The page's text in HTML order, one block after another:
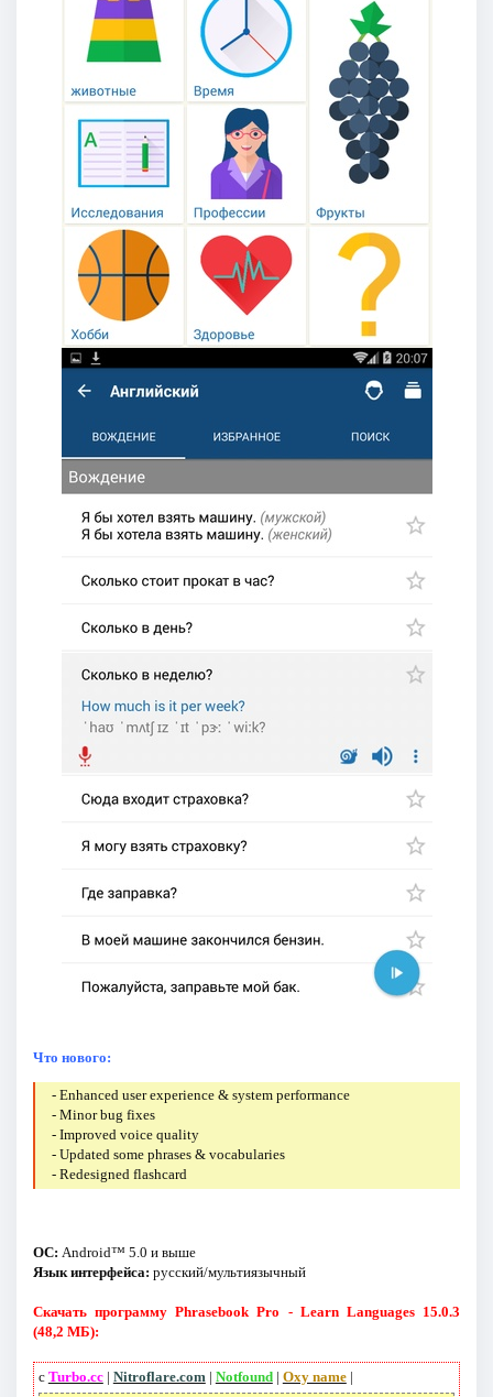
Что нового:
- Enhanced user experience & system performance
- Minor bug fixes
- Improved voice quality
- Updated some phrases & vocabularies
- Redesigned flashcard
ОС: Android™ 5.0 и выше
Язык интерфейса: русский/мультиязычный
Скачать программу Phrasebook Pro - Learn Languages 15.0.3
(48,2 МБ):
с Turbo.cc| Nitroflare.com| Notfound| Oxy name|